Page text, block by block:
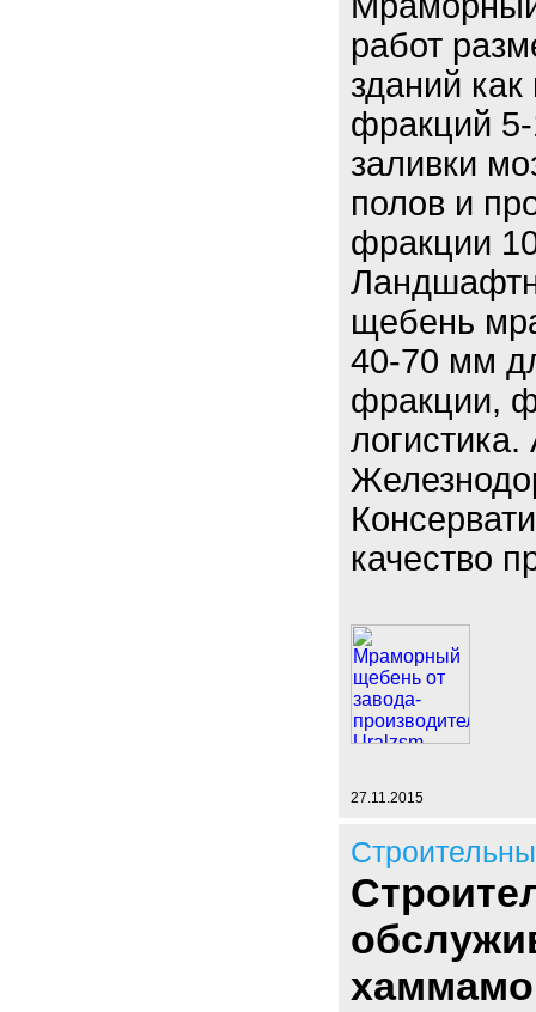
работ
зданий
фракций
заливки
полов и
фракции
щебень
40-70 мм
фракции,
качество
27.11.2015